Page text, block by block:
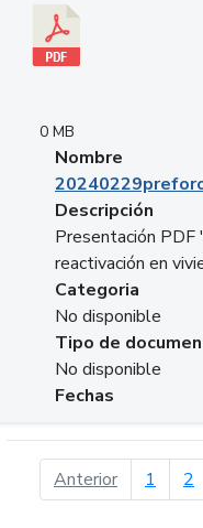
0 MB
Nombre
Descripción
Presentación PDF
reactivación en
Categoria
No disponible
Tipo de
No disponible
Fechas
Anteriorpágina
1 2